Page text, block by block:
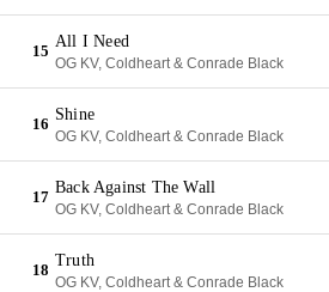
15
All I Need
OG KV, Coldheart & Conrade Black
16
Shine
OG KV, Coldheart & Conrade Black
17
Back Against The Wall
OG KV, Coldheart & Conrade Black
18
Truth
OG KV, Coldheart & Conrade Black